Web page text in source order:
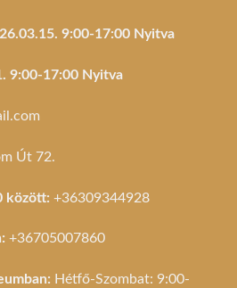
9:00-17:00 Nyitva
9:00-17:00 Nyitva
Út 72.
között: +36309344928
+36705007860
Hétfő-Szombat: 9:00-